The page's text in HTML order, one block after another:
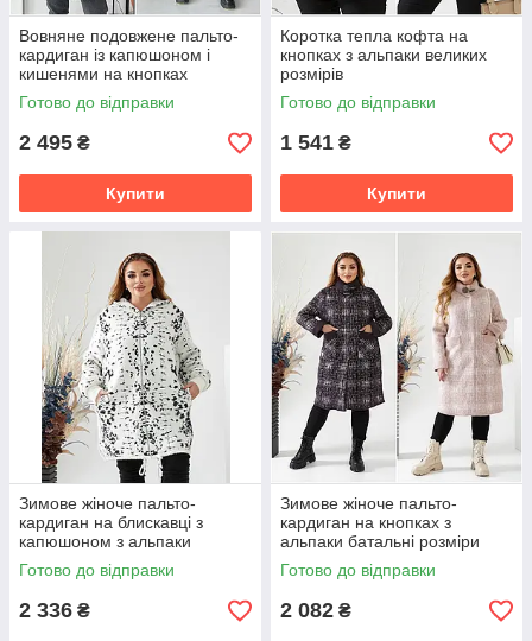
Вовняне подовжене пальто-
кардиган із капюшоном і
кишенями на кнопках
напівбатал
Готово до відправки
2 495 ₴
Купити
Коротка тепла кофта на
кнопках з альпаки великих
розмірів
Готово до відправки
1 541 ₴
Купити
Зимове жіноче пальто-
кардиган на блискавці з
капюшоном з альпаки
супербатальні розміри
Готово до відправки
2 336 ₴
Зимове жіноче пальто-
кардиган на кнопках з
альпаки батальні розміри
Готово до відправки
2 082 ₴